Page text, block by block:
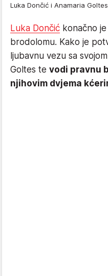
Luka Dončić i Anamaria Goltes
Luka Dončić konačno
brodolomu. Kako je
ljubavnu vezu sa
Goltes te vodi pravnu
njihovim dvjema